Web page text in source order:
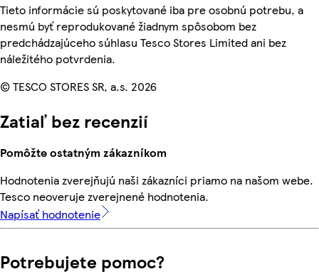
Tieto informácie sú poskytované iba pre osobnú potrebu, a
nesmú byť reprodukované žiadnym spôsobom bez
predchádzajúceho súhlasu Tesco Stores Limited ani bez
náležitého potvrdenia.
© TESCO STORES SR, a.s. 2026
Zatiaľ bez recenzií
Pomôžte ostatným zákazníkom
Hodnotenia zverejňujú naši zákazníci priamo na našom webe.
Tesco neoveruje zverejnené hodnotenia.
Napísať hodnotenie
Potrebujete pomoc?